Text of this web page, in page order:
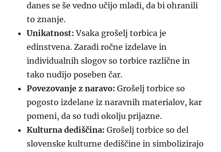
danes se še vedno učijo mladi, da bi ohranili
to znanje.
Unikatnost: Vsaka grošelj torbica je
edinstvena. Zaradi ročne izdelave in
individualnih slogov so torbice različne in
tako nudijo poseben čar.
Povezovanje z naravo: Grošelj torbice so
pogosto izdelane iz naravnih materialov, kar
pomeni, da so tudi okolju prijazne.
Kulturna dediščina: Grošelj torbice so del
slovenske kulturne dediščine in simbolizirajo